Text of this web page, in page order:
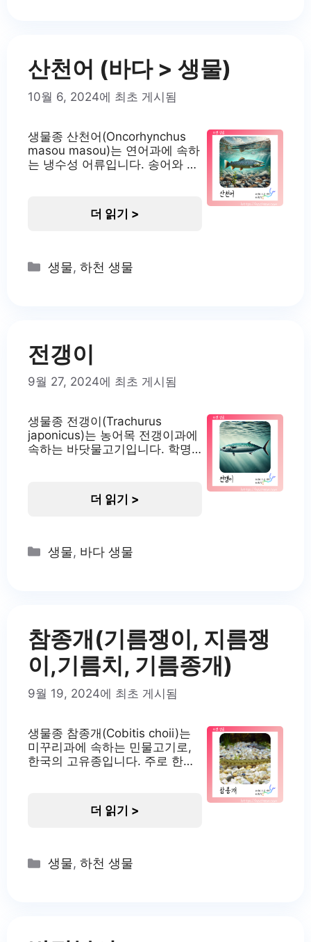
산천어 (바다 > 생물)
10월 6, 2024에 최초 게시됨
생물종 산천어(Oncorhynchus
masou masou)는 연어과에 속하
는 냉수성 어류입니다. 송어와 비
일생을 보냅니다. 한국의 토종 어
종으로, 맑고 차가운 계곡의 상류
다. 산천어는 환경의 변화에 민감
하여 수질 오염의 지표종으로도
더 읽기 >
Categories
생물, 하천 생물
전갱이
9월 27, 2024에 최초 게시됨
생물종 전갱이(Trachurus
japonicus)는 농어목 전갱이과에
속하는 바닷물고기입니다. 학명
이라고 불립니다. 일본어로는 마
아지(マアジ)라고 합니다. 전갱이
요한 수산자원입니다. 이 물고기
는 연중 낚시가 가능하며, 다양한
이들은 주로 중층에서 서식하며,
수심에
더 읽기 >
Categories
생물, 바다 생물
참종개(기름쟁이, 지름쟁
이,기름치, 기름종개)
9월 19, 2024에 최초 게시됨
생물종 참종개(Cobitis choii)는
미꾸리과에 속하는 민물고기로,
한국의 고유종입니다. 주로 한반
태학적으로 중요한 위치를 차지
하고 있으며, 한국의 수생태계 다
의 중류에서 하류, 그리고 저수지
와 같은 정수 환경에서도 서식합
더 읽기 >
Categories
생물, 하천 생물